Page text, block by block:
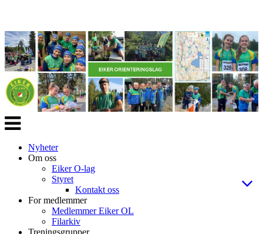
Veksle
navigasjon
Nyheter
Om oss
Eiker O-lag
Styret
Kontakt oss
For medlemmer
Medlemmer Eiker OL
Filarkiv
Treningsgrupper